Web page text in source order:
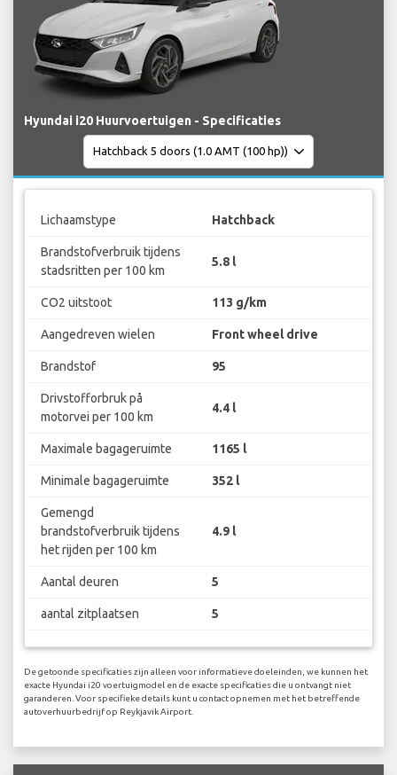
Hyundai i20 Huurvoertuigen - Specificaties
Lichaamstype Hatchback
Brandstofverbruik tijdens
stadsritten per 100 km
5.8 l
CO2 uitstoot 113 g/km
Aangedreven wielen Front wheel drive
Brandstof 95
Drivstofforbruk på
motorvei per 100 km
4.4 l
Maximale bagageruimte 1165 l
Minimale bagageruimte 352 l
Gemengd
brandstofverbruik tijdens
het rijden per 100 km
4.9 l
Aantal deuren 5
aantal zitplaatsen 5
De getoonde specificaties zijn alleen voor informatieve doeleinden, we kunnen het
exacte Hyundai i20 voertuigmodel en de exacte specificaties die u ontvangt niet
garanderen. Voor specifieke details kunt u contact opnemen met het betreffende
autoverhuurbedrijf op Reykjavik Airport.